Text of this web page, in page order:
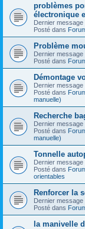
problèmes
électronique
Dernier message
Posté dans
Problème
Dernier message
Posté dans
Démontage
Dernier message
Posté dans
manuelle)
Recherche
Dernier message
Posté dans
manuelle)
Tonnelle
Dernier message
Posté dans
orientables
Renforcer la
Dernier message
Posté dans
la manivelle